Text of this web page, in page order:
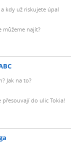
kdy už riskujete úpal
můžeme najít?
Jak na to?
přesouvají do ulic Tokia!